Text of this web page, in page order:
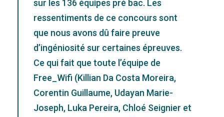
sur les 136 équipes pré bac. Les
ressentiments de ce concours sont
que nous avons dû faire preuve
d’ingéniosité sur certaines épreuves.
Ce qui fait que toute l’équipe de
Free_Wifi (Killian Da Costa Moreira,
Corentin Guillaume, Udayan Marie-
Joseph, Luka Pereira, Chloé Seignier et